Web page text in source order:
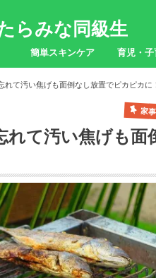
らみな同級生
簡単スキンケア 育児・子
て汚い焦げも面倒なし放置でピカピカに！
家
て汚い焦げも面